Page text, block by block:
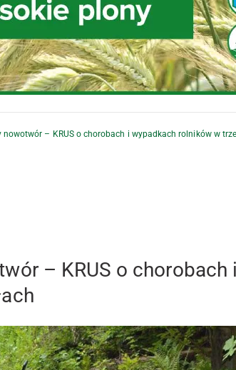
nowotwór – KRUS o chorobach i wypadkach rolników w
– KRUS o chorobach